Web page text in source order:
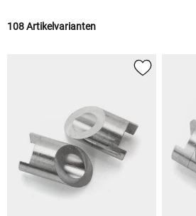
108 Artikelvarianten